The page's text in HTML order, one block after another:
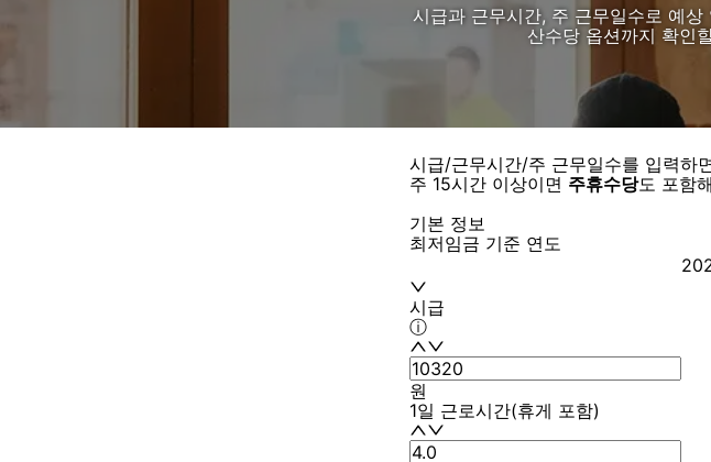
시급과 근무시간, 주 근무일수로 예
산수당 옵션까지 확인
시급/근무시간/주 근무일수를 입력하
주 15시간 이상이면 주휴수당도 포함
기본 정보
최저임금 기준 연도
시급
ⓘ
원
1일 근로시간(휴게 포함)